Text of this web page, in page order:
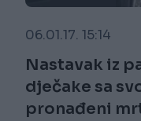
06.01.17. 15:14
Nastavak iz
dječake sa
pronađeni